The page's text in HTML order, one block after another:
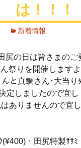
は！！！
新着情報
尻の日は皆さまのご
祭りを開催しますよ
んと真鯛さん･大当
定しましたので宜し
ありませんので宜
・田尻特製ｻｻﾐ